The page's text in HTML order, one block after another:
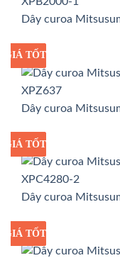
Dây curoa
GIÁ SỈ
GIÁ TỐT
Dây curoa
GIÁ SỈ
GIÁ TỐT
Dây curoa
GIÁ SỈ
GIÁ TỐT